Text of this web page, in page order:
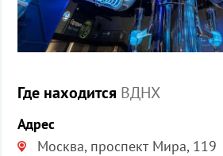
Где находится ВДНХ
Адрес
Москва, проспект Мира, 119